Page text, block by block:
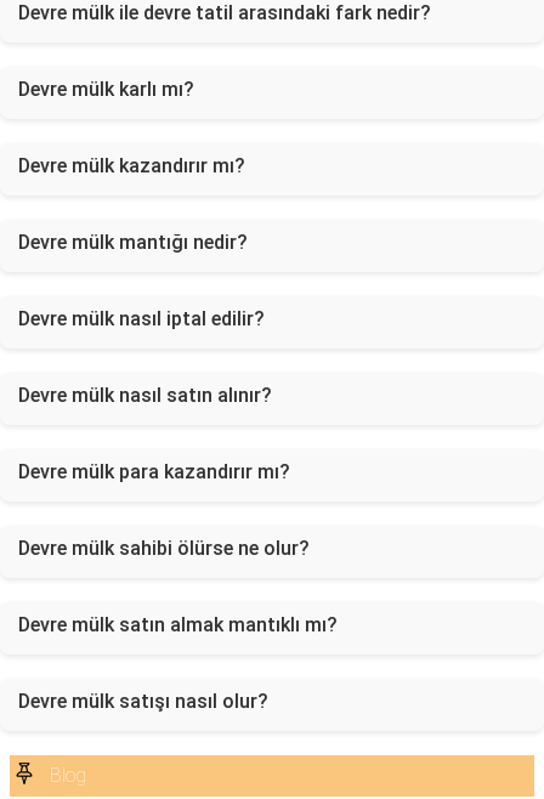
Devre mülk ile devre tatil arasındaki fark nedir?
Devre mülk karlı mı?
Devre mülk kazandırır mı?
Devre mülk mantığı nedir?
Devre mülk nasıl iptal edilir?
Devre mülk nasıl satın alınır?
Devre mülk para kazandırır mı?
Devre mülk sahibi ölürse ne olur?
Devre mülk satın almak mantıklı mı?
Devre mülk satışı nasıl olur?
Blog